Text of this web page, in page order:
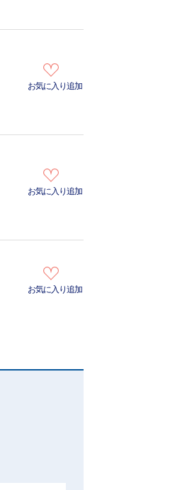
お気に入り追加
お気に入り追加
お気に入り追加